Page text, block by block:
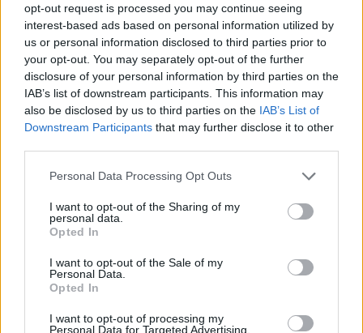
opt-out request is processed you may continue seeing
interest-based ads based on personal information utilized by
us or personal information disclosed to third parties prior to
your opt-out. You may separately opt-out of the further
disclosure of your personal information by third parties on the
IAB’s list of downstream participants. This information may
also be disclosed by us to third parties on the IAB’s List of
Downstream Participants that may further disclose it to other
Personal Data Processing Opt Outs
I want to opt-out of the Sharing of my
personal data.
Opted In
I want to opt-out of the Sale of my
Personal Data.
Opted In
I want to opt-out of processing my
Personal Data for Targeted Advertising.
Nagy-Britannia csaknem félmilliárd font értékben
nyújt újabb katonai segélyt Ukrajnának.
A londoni védelmi minisztérium pénteki tájékoztatása
szerint a 450 millió fontos (212 milliárd forintos)
csomagból 350 millió fontot közvetlenül a brit kormány
folyósít, a fennmaradó részt Norvégia finanszírozza, de ez
kerül. A támogatási csomag legnagyobb, több mint 250
millió fontos egyedi tételéből Ukrajna...
KEDVES OLVASÓNK!
A keresett cikk a portfolio.hu hírarchívumához
regisztrációhoz kötött.